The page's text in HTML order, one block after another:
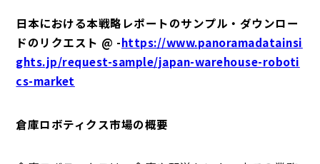
日本における本戦略レポートのサンプル・ダウンロー
ドのリクエスト @ -https://www.panoramadatainsi
ghts.jp/request-sample/japan-warehouse-roboti
cs-market
倉庫ロボティクス市場の概要